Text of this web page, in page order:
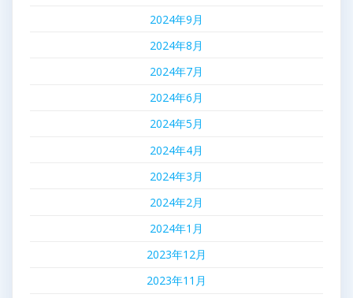
2024年9月
2024年8月
2024年7月
2024年6月
2024年5月
2024年4月
2024年3月
2024年2月
2024年1月
2023年12月
2023年11月